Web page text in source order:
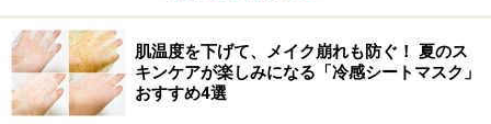
とろけるような使用感と、ぷるんとしたツヤ感で人気を
集める「リップフォンデュ」シリーズ。その魅力は、名
前の通り“フォンデュ”のようにとろけてなじむ使用感で
肌温度を下げて、メイク崩れも防ぐ！ 夏のス
キンケアが楽しみになる「冷感シートマスク」
おすすめ4選